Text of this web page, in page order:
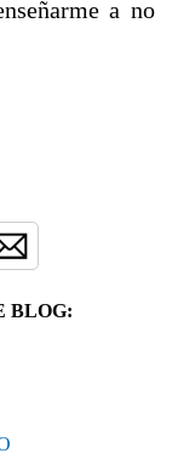
a no
BLOG: